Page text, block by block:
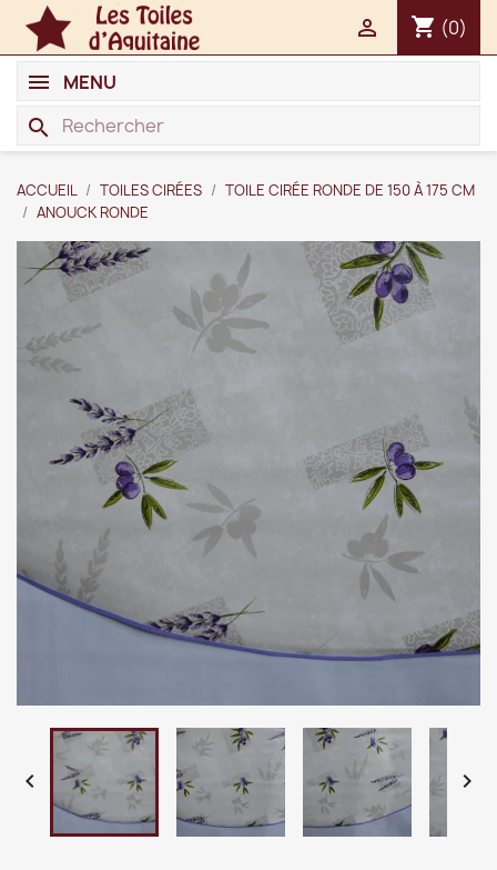
shopping_cart (0)

search
MENU
ACCUEIL TOILES CIRÉES
TOILE CIRÉE RONDE DE 150 À 175 CM
ANOUCK RONDE
 